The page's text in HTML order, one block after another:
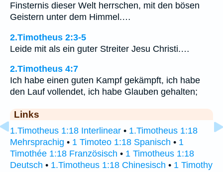
Finsternis dieser Welt herrschen, mit den bösen
Geistern unter dem Himmel.…
2.Timotheus 2:3-5
Leide mit als ein guter Streiter Jesu Christi.…
2.Timotheus 4:7
Ich habe einen guten Kampf gekämpft, ich habe
den Lauf vollendet, ich habe Glauben gehalten;
Links
1.Timotheus 1:18 Interlinear • 1.Timotheus 1:18
Mehrsprachig • 1 Timoteo 1:18 Spanisch • 1
Timothée 1:18 Französisch • 1 Timotheus 1:18
Deutsch • 1.Timotheus 1:18 Chinesisch • 1 Timothy